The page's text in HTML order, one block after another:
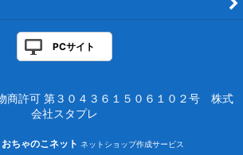
PCサイト
商許可 第３０４３６１５０６１０２号 株式
会社スタプレ
おちゃのこネット ネットショップ作成サービス